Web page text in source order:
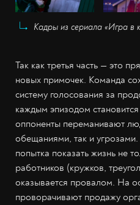
Кадры из сериала «Игра в
Так как третья часть — это
новых примочек. Команда
систему голосования за
каждым эпизодом
оппоненты переманивают
обещаниями, так и
попытка показать жизнь не
работников (кружков,
оказывается провалом. На
проворачивают продажу